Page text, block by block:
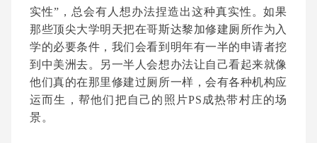
实性”，总会有人想办法捏造出这种真实性。如果
那些顶尖大学明天把在哥斯达黎加修建厕所作为入
学的必要条件，我们会看到明年有一半的申请者挖
到中美洲去。另一半人会想办法让自己看起来就像
他们真的在那里修建过厕所一样，会有各种机构应
运而生，帮他们把自己的照片PS成热带村庄的场
景。